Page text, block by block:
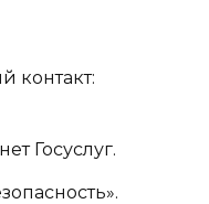
контакт:
Госуслуг.